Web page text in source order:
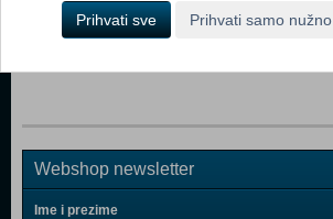
Call of Cthulhu (DE) (N) (PS 5)
Webshop newsletter
Ime i prezime
Prihvati sve Prihvati samo nužno